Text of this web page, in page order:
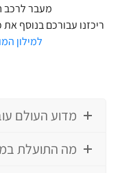
מעבר לרכב
ריכזנו עבורכם בנוסף
למילון
מדוע העולם
מה התועלת במערכת